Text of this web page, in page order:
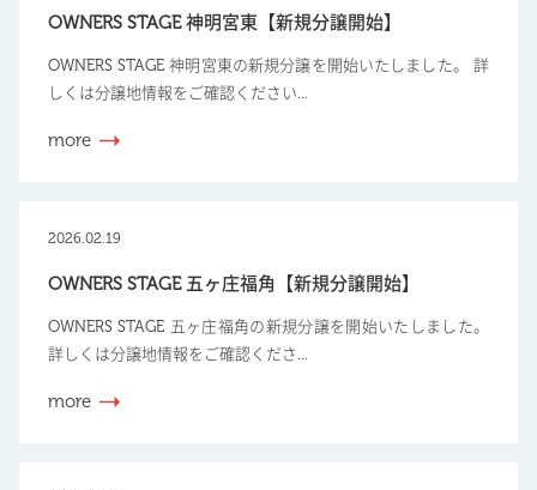
OWNERS STAGE 神明宮東【新規分譲開始】
OWNERS STAGE 神明宮東の新規分譲を開始いたしました。 詳
しくは分譲地情報をご確認ください...
more
2026.02.19
OWNERS STAGE 五ヶ庄福角【新規分譲開始】
OWNERS STAGE 五ヶ庄福角の新規分譲を開始いたしました。
詳しくは分譲地情報をご確認くださ...
more